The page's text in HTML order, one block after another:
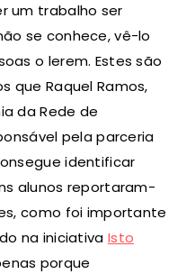
um trabalho ser
se conhece, vê-lo
o lerem. Estes são
que Raquel Ramos,
da Rede de
pela parceria
identificar
alunos reportaram-
como foi importante
na iniciativa Isto
porque